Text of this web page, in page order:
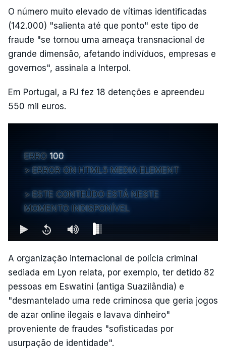
O número muito elevado de vítimas identificadas
(142.000) "salienta até que ponto" este tipo de
fraude "se tornou uma ameaça transnacional de
grande dimensão, afetando indivíduos, empresas e
governos", assinala a Interpol.
Em Portugal, a PJ fez 18 detenções e apreendeu
550 mil euros.
ERRO 100
ERROR ON HTML5 MEDIA ELEMENT
ESTE CONTEÚDO ESTÁ NESTE
MOMENTO INDISPONÍVEL
A organização internacional de polícia criminal
sediada em Lyon relata, por exemplo, ter detido 82
pessoas em Eswatini (antiga Suazilândia) e
"desmantelado uma rede criminosa que geria jogos
de azar online ilegais e lavava dinheiro"
proveniente de fraudes "sofisticadas por
usurpação de identidade".